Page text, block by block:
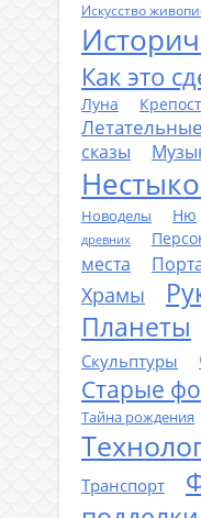
Искусство
Как это
Луна
сказы
Новоделы Ню
древних
места
Храмы
Планеты
Скульптуры
Старые
Тайна рождения
Транспорт